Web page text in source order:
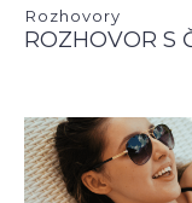
Rozhovory
ROZHOVOR S